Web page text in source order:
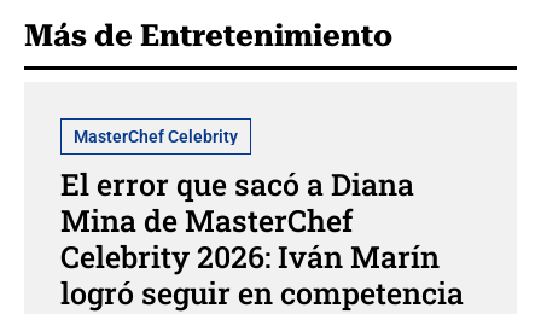
Más de Entretenimiento
MasterChef Celebrity
El error que sacó a Diana
Mina de MasterChef
Celebrity 2026: Iván Marín
logró seguir en competencia